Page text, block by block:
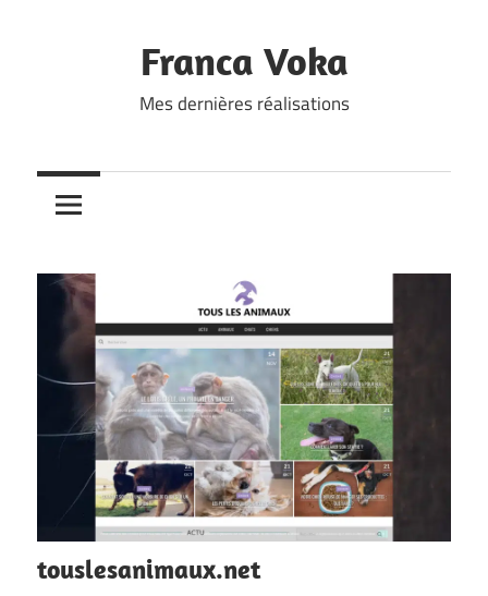
Franca Voka
Mes dernières réalisations
touslesanimaux.net